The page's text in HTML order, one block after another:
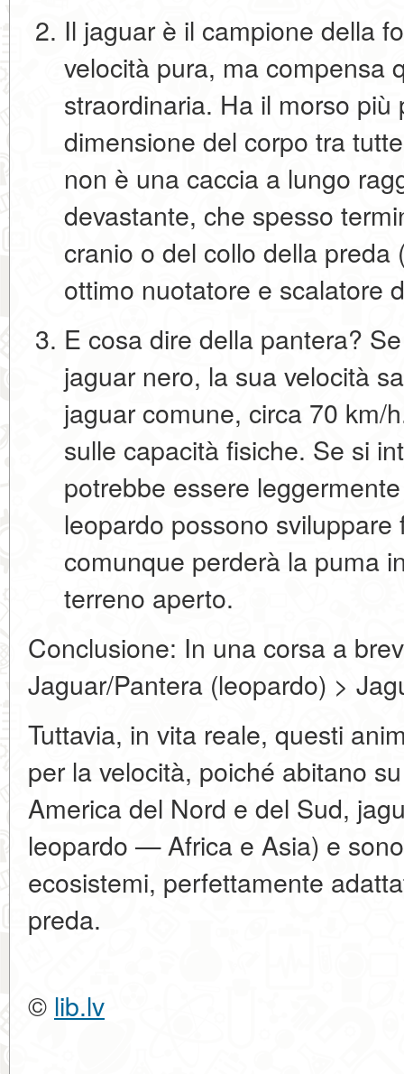
Il jaguar è il campione della
velocità pura, ma compensa
straordinaria. Ha il morso
dimensione del corpo tra
non è una caccia a lungo
devastante, che spesso
cranio o del collo della
ottimo nuotatore e scalatore
E cosa dire della pantera?
jaguar nero, la sua velocità
jaguar comune, circa 70 km/
sulle capacità fisiche. Se si
potrebbe essere
leopardo possono
comunque perderà la puma
terreno aperto.
Conclusione: In una corsa a
Jaguar/Pantera (leopardo) >
Tuttavia, in vita reale, questi
per la velocità, poiché abitano
America del Nord e del Sud,
leopardo — Africa e Asia) e
ecosistemi, perfettamente
preda.
© lib.lv